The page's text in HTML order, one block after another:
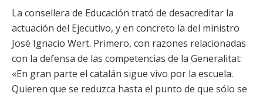
La consellera de Educación trató de desacreditar la
actuación del Ejecutivo, y en concreto la del ministro
José Ignacio Wert. Primero, con razones relacionadas
con la defensa de las competencias de la Generalitat:
«En gran parte el catalán sigue vivo por la escuela.
Quieren que se reduzca hasta el punto de que sólo se